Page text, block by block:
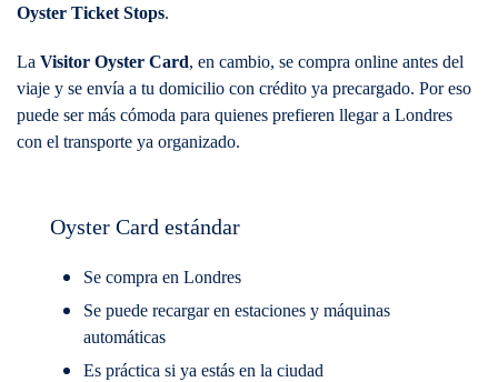
Oyster Ticket Stops.
La Visitor Oyster Card, en cambio, se compra online antes del
viaje y se envía a tu domicilio con crédito ya precargado. Por eso
puede ser más cómoda para quienes prefieren llegar a Londres
con el transporte ya organizado.
Oyster Card estándar
Se compra en Londres
Se puede recargar en estaciones y máquinas
automáticas
Es práctica si ya estás en la ciudad